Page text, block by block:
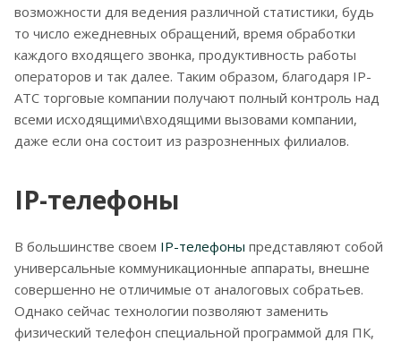
возможности для ведения различной статистики, будь
то число ежедневных обращений, время обработки
каждого входящего звонка, продуктивность работы
операторов и так далее. Таким образом, благодаря IP-
АТС торговые компании получают полный контроль над
всеми исходящими\входящими вызовами компании,
даже если она состоит из разрозненных филиалов.
IP-телефоны
В большинстве своем IP-телефоны представляют собой
универсальные коммуникационные аппараты, внешне
совершенно не отличимые от аналоговых собратьев.
Однако сейчас технологии позволяют заменить
физический телефон специальной программой для ПК,